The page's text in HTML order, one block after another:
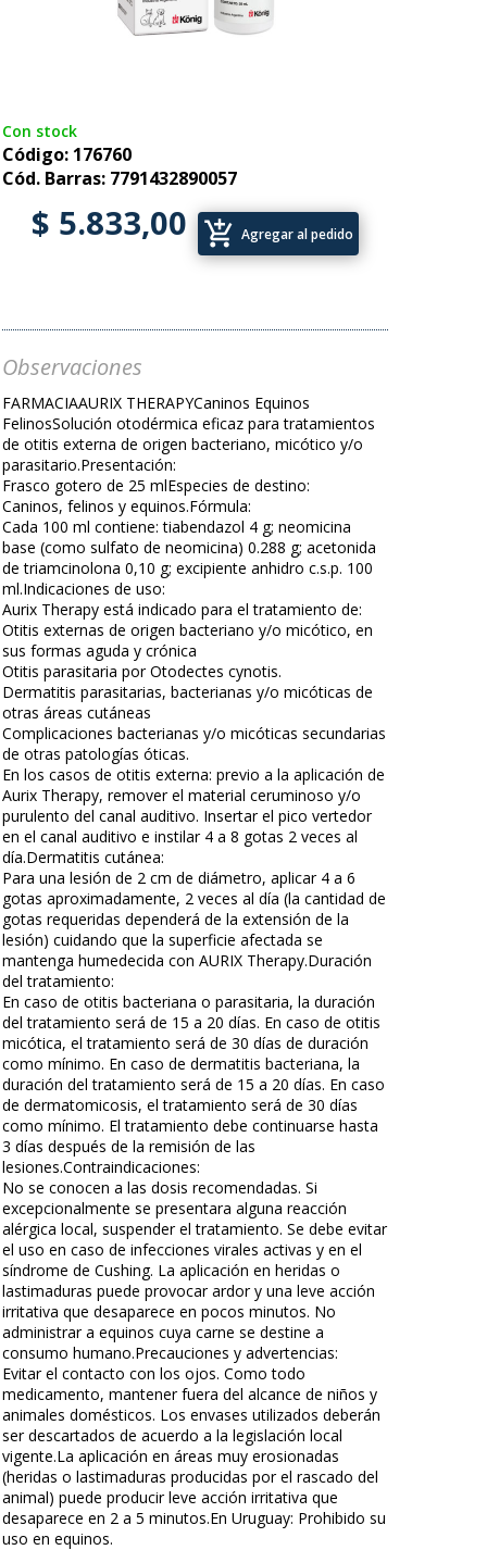
Con stock
Código: 176760
Cód. Barras: 7791432890057
$ 5.833,00 add_shopping_cart Agregar al pedido
Observaciones
FARMACIAAURIX THERAPYCaninos Equinos
FelinosSolución otodérmica eficaz para tratamientos
de otitis externa de origen bacteriano, micótico y/o
parasitario.Presentación:
Frasco gotero de 25 mlEspecies de destino:
Caninos, felinos y equinos.Fórmula:
Cada 100 ml contiene: tiabendazol 4 g; neomicina
base (como sulfato de neomicina) 0.288 g; acetonida
de triamcinolona 0,10 g; excipiente anhidro c.s.p. 100
ml.Indicaciones de uso:
Aurix Therapy está indicado para el tratamiento de:
Otitis externas de origen bacteriano y/o micótico, en
sus formas aguda y crónica
Otitis parasitaria por Otodectes cynotis.
Dermatitis parasitarias, bacterianas y/o micóticas de
otras áreas cutáneas
Complicaciones bacterianas y/o micóticas secundarias
de otras patologías óticas.
En los casos de otitis externa: previo a la aplicación de
Aurix Therapy, remover el material ceruminoso y/o
purulento del canal auditivo. Insertar el pico vertedor
en el canal auditivo e instilar 4 a 8 gotas 2 veces al
día.Dermatitis cutánea:
Para una lesión de 2 cm de diámetro, aplicar 4 a 6
gotas aproximadamente, 2 veces al día (la cantidad de
gotas requeridas dependerá de la extensión de la
lesión) cuidando que la superficie afectada se
mantenga humedecida con AURIX Therapy.Duración
del tratamiento:
En caso de otitis bacteriana o parasitaria, la duración
del tratamiento será de 15 a 20 días. En caso de otitis
micótica, el tratamiento será de 30 días de duración
como mínimo. En caso de dermatitis bacteriana, la
duración del tratamiento será de 15 a 20 días. En caso
de dermatomicosis, el tratamiento será de 30 días
como mínimo. El tratamiento debe continuarse hasta
3 días después de la remisión de las
lesiones.Contraindicaciones:
No se conocen a las dosis recomendadas. Si
excepcionalmente se presentara alguna reacción
alérgica local, suspender el tratamiento. Se debe evitar
el uso en caso de infecciones virales activas y en el
síndrome de Cushing. La aplicación en heridas o
lastimaduras puede provocar ardor y una leve acción
irritativa que desaparece en pocos minutos. No
administrar a equinos cuya carne se destine a
consumo humano.Precauciones y advertencias:
Evitar el contacto con los ojos. Como todo
medicamento, mantener fuera del alcance de niños y
animales domésticos. Los envases utilizados deberán
ser descartados de acuerdo a la legislación local
vigente.La aplicación en áreas muy erosionadas
(heridas o lastimaduras producidas por el rascado del
animal) puede producir leve acción irritativa que
desaparece en 2 a 5 minutos.En Uruguay: Prohibido su
uso en equinos.